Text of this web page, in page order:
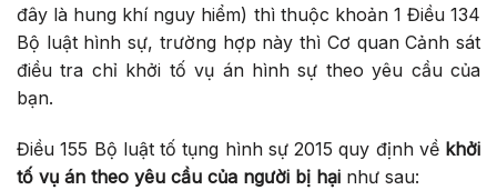
đây là hung khí nguy hiểm) thì thuộc khoản 1 Điều 134
Bộ luật hình sự, trường hợp này thì Cơ quan Cảnh sát
điều tra chỉ khởi tố vụ án hình sự theo yêu cầu của
bạn.
Điều 155 Bộ luật tố tụng hình sự 2015 quy định về khởi
tố vụ án theo yêu cầu của người bị hại như sau: